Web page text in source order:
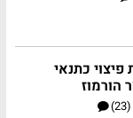
כתנאי
הורמוז
(23)